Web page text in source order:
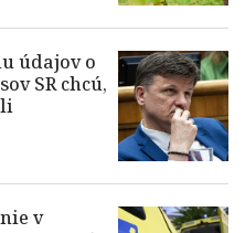
údajov o
SR chcú,
v